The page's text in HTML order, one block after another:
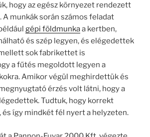
hogy az egész környezet rendezett
A munkák során számos feladat
gépi földmunkaa kertben,
és szép legyen, és elégedettek
sok fabrikettet is
a fűtés megoldott legyen a
Amikor végül meghirdettük és
érzés volt látni, hogy a
Tudtuk, hogy korrekt
így mindkét fél nyert a helyzeten.